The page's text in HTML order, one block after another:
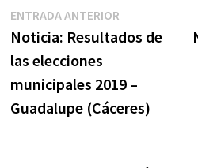
Navegación
de
entradas
ENTRADA ANTERIOREntrada
anterior:
Noticia: Resultados de
las elecciones
municipales 2019 –
Guadalupe (Cáceres)